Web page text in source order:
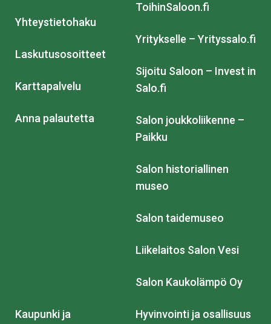
Yhteystietohaku
Laskutusosoitteet
Karttapalvelu
Anna palautetta
ToihinSaloon.fi
Yritykselle – Yrityssalo.fi
Sijoitu Saloon – Invest in
Salo.fi
Salon joukkoliikenne –
Paikku
Salon historiallinen
museo
Salon taidemuseo
Liikelaitos Salon Vesi
Salon Kaukolämpö Oy
Kaupunki ja
Hyvinvointi ja osallisuus